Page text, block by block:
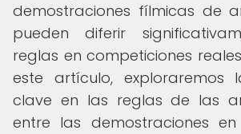
demostraciones fílmicas de
pueden diferir
reglas en competiciones
este artículo, exploraremos
clave en las reglas de las
entre las demostraciones